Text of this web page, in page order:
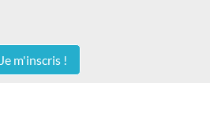
Je m'inscris !